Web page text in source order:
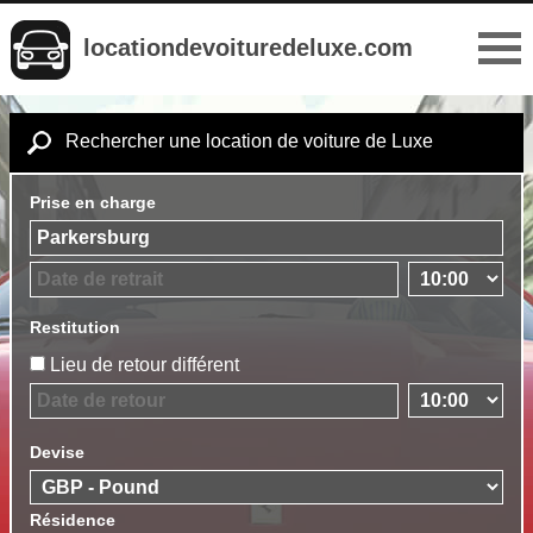
locationdevoituredeluxe.com
Rechercher une location de voiture de Luxe
Prise en charge
Restitution
Lieu de retour différent
Devise
Résidence